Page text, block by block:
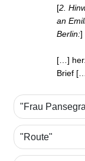
[2.
an
Berlin:]
[…]
Brief
"Frau
"Route"